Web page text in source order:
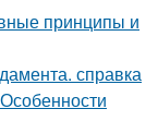
принципы и
справка